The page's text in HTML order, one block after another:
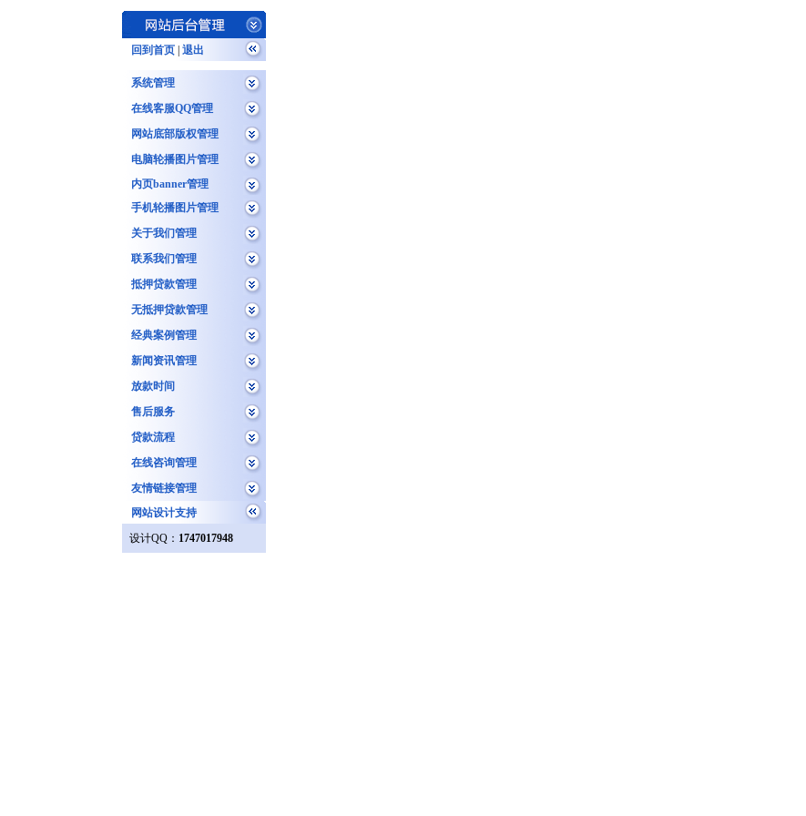
回到首页 退出
系统管理
在线客服QQ管理
网站底部版权管理
电脑轮播图片管理
内页banner管理
手机轮播图片管理
关于我们管理
联系我们管理
抵押贷款管理
无抵押贷款管理
经典案例管理
新闻资讯管理
放款时间
售后服务
贷款流程
在线咨询管理
友情链接管理
网站设计支持
设计QQ： 1747017948